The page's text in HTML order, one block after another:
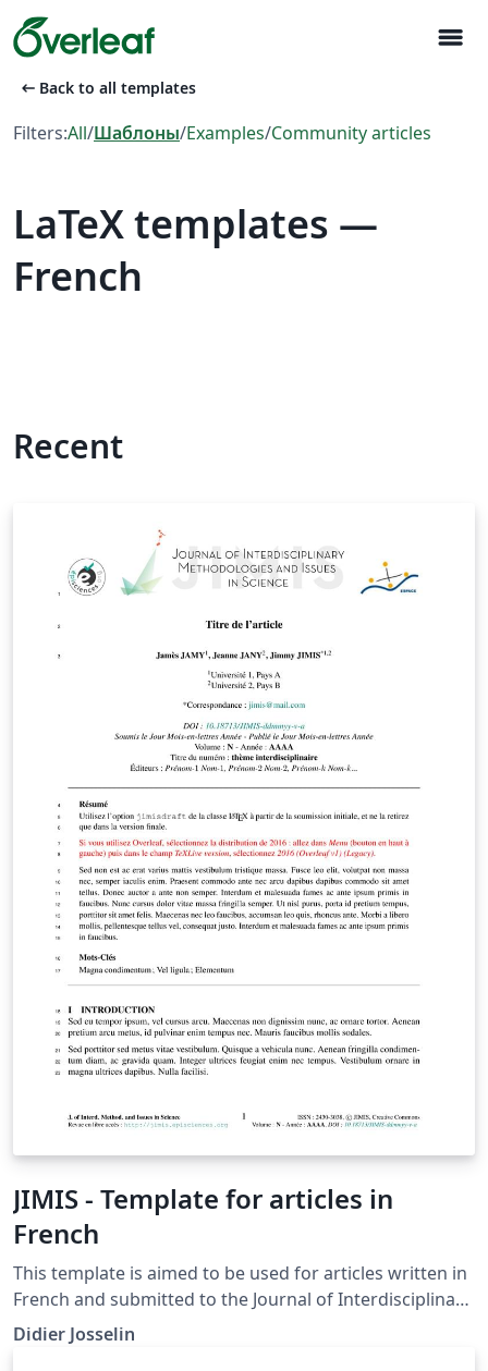
menu
arrow_left_alt Back to all templates
Filters:All/Шаблоны/Examples/Community articles
LaTeX templates —
French
Recent
JIMIS - Template for articles in
French
This template is aimed to be used for articles written in
French and submitted to the Journal of Interdisciplinary
Methodologies and Issues in Science (JIMIS).
Didier Josselin